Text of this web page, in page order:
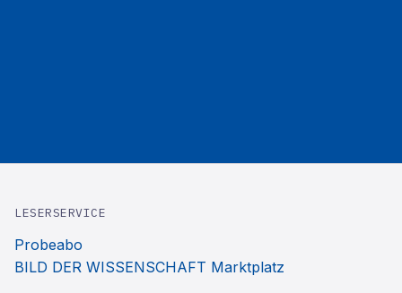
LESERSERVICE
Probeabo
BILD DER WISSENSCHAFT Marktplatz